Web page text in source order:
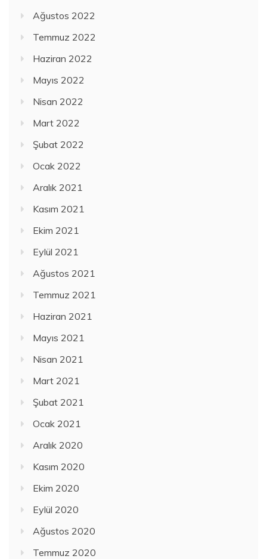
Ağustos 2022
Temmuz 2022
Haziran 2022
Mayıs 2022
Nisan 2022
Mart 2022
Şubat 2022
Ocak 2022
Aralık 2021
Kasım 2021
Ekim 2021
Eylül 2021
Ağustos 2021
Temmuz 2021
Haziran 2021
Mayıs 2021
Nisan 2021
Mart 2021
Şubat 2021
Ocak 2021
Aralık 2020
Kasım 2020
Ekim 2020
Eylül 2020
Ağustos 2020
Temmuz 2020